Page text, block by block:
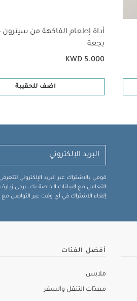
أداة إطعام الفاكهة من
بجعة
KWD 5.000
اضف للحقيبة
قومي بالاشتراك عبر البريد الإلكتروني
التعامل مع البيانات الخاصة بك، يرجى
إلغاء الاشتراك في أي وقت عبر التواصل مع
أفضل الفئات
ملابس
معدّات التنقل والسفر